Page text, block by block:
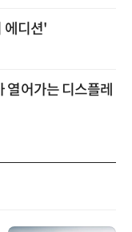
에디션'
열어가는 디스플레